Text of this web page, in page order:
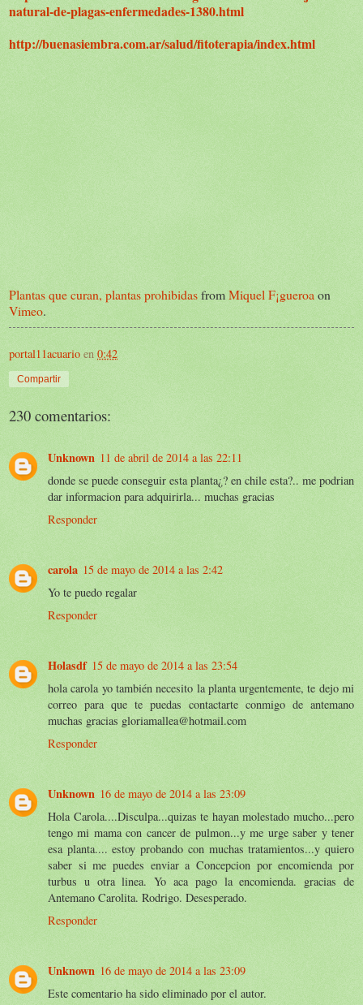
natural-de-plagas-enfermedades-1380.html
http://buenasiembra.com.ar/salud/fitoterapia/index.html
Plantas que curan, plantas prohibidasfromMiquel F¡gueroaon
Vimeo.
portal11acuario en 0:42
Compartir
230 comentarios:
Unknown 11 de abril de 2014 a las 22:11
donde se puede conseguir esta planta¿? en chile esta?.. me podrian
dar informacion para adquirirla... muchas gracias
Responder
carola 15 de mayo de 2014 a las 2:42
Yo te puedo regalar
Responder
Holasdf 15 de mayo de 2014 a las 23:54
hola carola yo también necesito la planta urgentemente, te dejo mi
correo para que te puedas contactarte conmigo de antemano
muchas gracias gloriamallea@hotmail.com
Responder
Unknown 16 de mayo de 2014 a las 23:09
Hola Carola....Disculpa...quizas te hayan molestado mucho...pero
tengo mi mama con cancer de pulmon...y me urge saber y tener
esa planta.... estoy probando con muchas tratamientos...y quiero
saber si me puedes enviar a Concepcion por encomienda por
turbus u otra linea. Yo aca pago la encomienda. gracias de
Antemano Carolita. Rodrigo. Desesperado.
Responder
Unknown 16 de mayo de 2014 a las 23:09
Este comentario ha sido eliminado por el autor.